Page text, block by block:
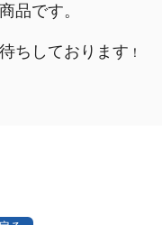
です。
ちしております ！